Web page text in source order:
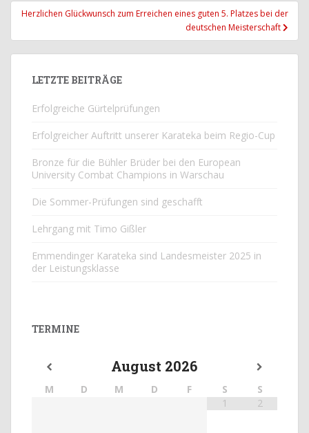
Herzlichen Glückwunsch zum Erreichen eines guten 5. Platzes bei der
deutschen Meisterschaft
LETZTE BEITRÄGE
Erfolgreiche Gürtelprüfungen
Erfolgreicher Auftritt unserer Karateka beim Regio-Cup
Bronze für die Bühler Brüder bei den European
University Combat Champions in Warschau
Die Sommer-Prüfungen sind geschafft
Lehrgang mit Timo Gißler
Emmendinger Karateka sind Landesmeister 2025 in
der Leistungsklasse
TERMINE
August 2026
M D M D F S
S
1
2